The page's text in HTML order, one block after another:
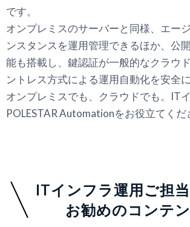
です。
オンプレミスのサーバーと同様、エー
ンスタンスを運用管理できるほか、公
能も搭載し、鍵認証が一般的なクラウ
ントレス方式による運用自動化を安全
オンプレミスでも、クラウドでも。IT
POLESTAR Automationをお役立てくだ
ITインフラ運用ご担
お勧めのコンテ